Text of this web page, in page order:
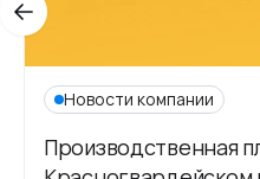
Новости компании
Производственная